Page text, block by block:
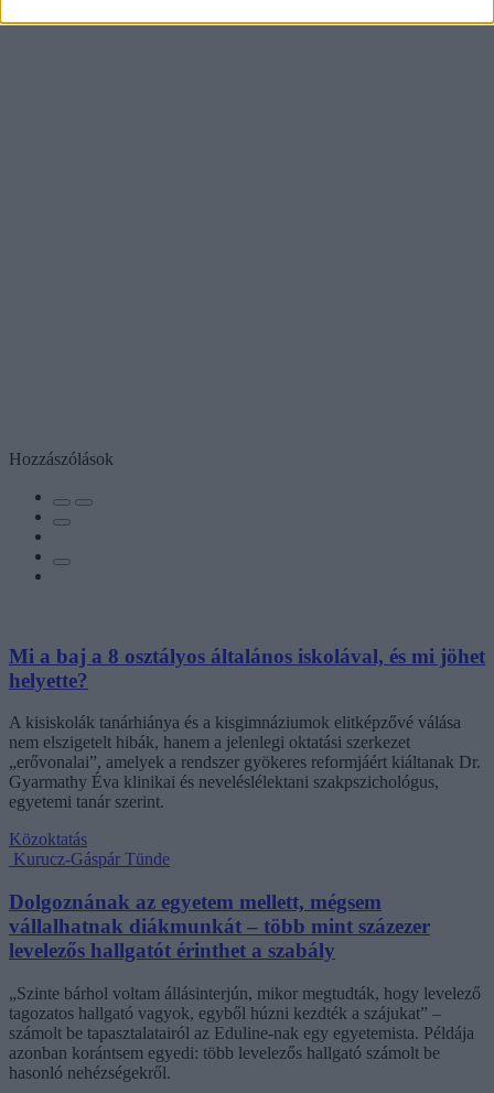
Hozzászólások
Mi a baj a 8 osztályos általános iskolával, és mi jöhet
helyette?
A kisiskolák tanárhiánya és a kisgimnáziumok elitképzővé válása
nem elszigetelt hibák, hanem a jelenlegi oktatási szerkezet
„erővonalai”, amelyek a rendszer gyökeres reformjáért kiáltanak Dr.
Gyarmathy Éva klinikai és neveléslélektani szakpszichológus,
egyetemi tanár szerint.
Közoktatás
Kurucz-Gáspár Tünde
Dolgoznának az egyetem mellett, mégsem
vállalhatnak diákmunkát – több mint százezer
levelezős hallgatót érinthet a szabály
„Szinte bárhol voltam állásinterjún, mikor megtudták, hogy levelező
tagozatos hallgató vagyok, egyből húzni kezdték a szájukat” –
számolt be tapasztalatairól az Eduline-nak egy egyetemista. Példája
azonban korántsem egyedi: több levelezős hallgató számolt be
hasonló nehézségekről.